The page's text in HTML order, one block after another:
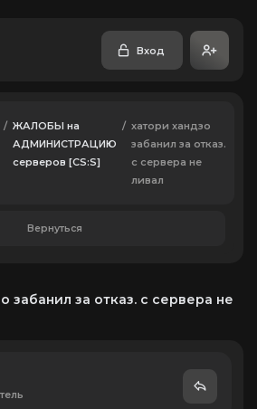
Вход
/ ЖАЛОБЫ на
АДМИНИСТРАЦИЮ
серверов [CS:S]
/ хатори хандзо
забанил за отказ.
с сервера не
ливал
Вернуться
забанил за отказ. с сервера не